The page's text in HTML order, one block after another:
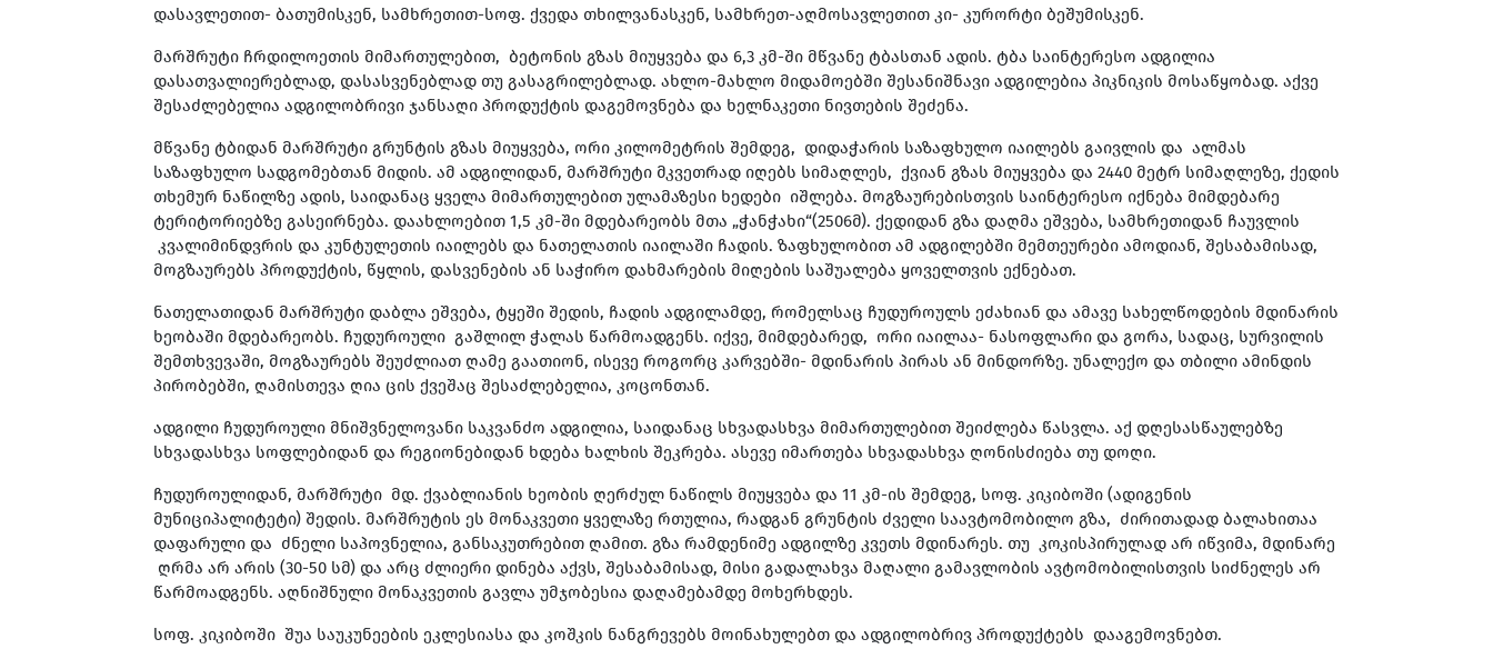
დასავლეთით- ბათუმისკენ, სამხრეთით-სოფ. ქვედა თხილვანასკენ, სამხრეთ-აღმოსავლეთით კი- კურორტი ბეშუმისკენ.
მარშრუტი ჩრდილოეთის მიმართულებით, ბეტონის გზას მიუყვება და 6,3 კმ-ში მწვანე ტბასთან ადის. ტბა საინტერესო ადგილია
დასათვალიერებლად, დასასვენებლად თუ გასაგრილებლად. ახლო-მახლო მიდამოებში შესანიშნავი ადგილებია პიკნიკის მოსაწყობად. აქვე
შესაძლებელია ადგილობრივი ჯანსაღი პროდუქტის დაგემოვნება და ხელნაკეთი ნივთების შეძენა.
მწვანე ტბიდან მარშრუტი გრუნტის გზას მიუყვება, ორი კილომეტრის შემდეგ, დიდაჭარის საზაფხულო იაილებს გაივლის და ალმას
საზაფხულო სადგომებთან მიდის. ამ ადგილიდან, მარშრუტი მკვეთრად იღებს სიმაღლეს, ქვიან გზას მიუყვება და 2440 მეტრ სიმაღლეზე, ქედის
თხემურ ნაწილზე ადის, საიდანაც ყველა მიმართულებით ულამაზესი ხედები იშლება. მოგზაურებისთვის საინტერესო იქნება მიმდებარე
ტერიტორიებზე გასეირნება. დაახლოებით 1,5 კმ-ში მდებარეობს მთა „ჭანჭახი“(2506მ). ქედიდან გზა დაღმა ეშვება, სამხრეთიდან ჩაუვლის
კვალიმინდვრის და კუნტულეთის იაილებს და ნათელათის იაილაში ჩადის. ზაფხულობით ამ ადგილებში მემთეურები ამოდიან, შესაბამისად,
მოგზაურებს პროდუქტის, წყლის, დასვენების ან საჭირო დახმარების მიღების საშუალება ყოველთვის ექნებათ.
ნათელათიდან მარშრუტი დაბლა ეშვება, ტყეში შედის, ჩადის ადგილამდე, რომელსაც ჩუდუროულს ეძახიან და ამავე სახელწოდების მდინარის
ხეობაში მდებარეობს. ჩუდუროული გაშლილ ჭალას წარმოადგენს. იქვე, მიმდებარედ, ორი იაილაა- ნასოფლარი და გორა, სადაც, სურვილის
შემთხვევაში, მოგზაურებს შეუძლიათ ღამე გაათიონ, ისევე როგორც კარვებში- მდინარის პირას ან მინდორზე. უნალექო და თბილი ამინდის
პირობებში, ღამისთევა ღია ცის ქვეშაც შესაძლებელია, კოცონთან.
ადგილი ჩუდუროული მნიშვნელოვანი საკვანძო ადგილია, საიდანაც სხვადასხვა მიმართულებით შეიძლება წასვლა. აქ დღესასწაულებზე
სხვადასხვა სოფლებიდან და რეგიონებიდან ხდება ხალხის შეკრება. ასევე იმართება სხვადასხვა ღონისძიება თუ დოღი.
ჩუდუროულიდან, მარშრუტი მდ. ქვაბლიანის ხეობის ღერძულ ნაწილს მიუყვება და 11 კმ-ის შემდეგ, სოფ. კიკიბოში (ადიგენის
მუნიციპალიტეტი) შედის. მარშრუტის ეს მონაკვეთი ყველაზე რთულია, რადგან გრუნტის ძველი საავტომობილო გზა, ძირითადად ბალახითაა
დაფარული და ძნელი საპოვნელია, განსაკუთრებით ღამით. გზა რამდენიმე ადგილზე კვეთს მდინარეს. თუ კოკისპირულად არ იწვიმა, მდინარე
ღრმა არ არის (30-50 სმ) და არც ძლიერი დინება აქვს, შესაბამისად, მისი გადალახვა მაღალი გამავლობის ავტომობილისთვის სიძნელეს არ
წარმოადგენს. აღნიშნული მონაკვეთის გავლა უმჯობესია დაღამებამდე მოხერხდეს.
სოფ. კიკიბოში შუა საუკუნეების ეკლესიასა და კოშკის ნანგრევებს მოინახულებთ და ადგილობრივ პროდუქტებს დააგემოვნებთ.